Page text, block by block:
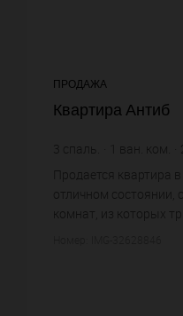
ПРОДАЖА
Квартира Антиб
3 спаль. ван. ком.
цена за
Продается квартира
отличном состоянии,
комнат, из которых